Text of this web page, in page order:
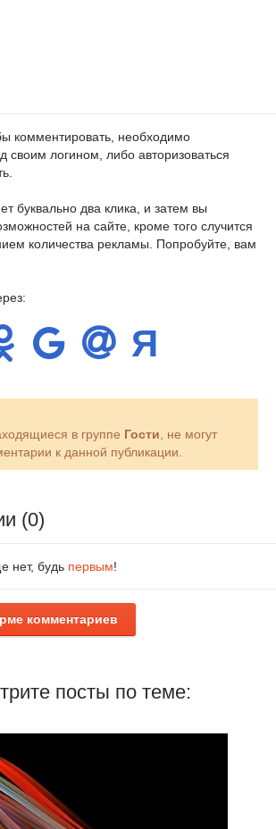
комментировать, необходимо
своим логином, либо авторизоваться
буквально два клика, и затем вы
на сайте, кроме того случится
количества рекламы. Попробуйте, вам
в группе Гости , не могут
к данной публикации.
(0)
нет, будь первым!
комментариев
посты по теме: